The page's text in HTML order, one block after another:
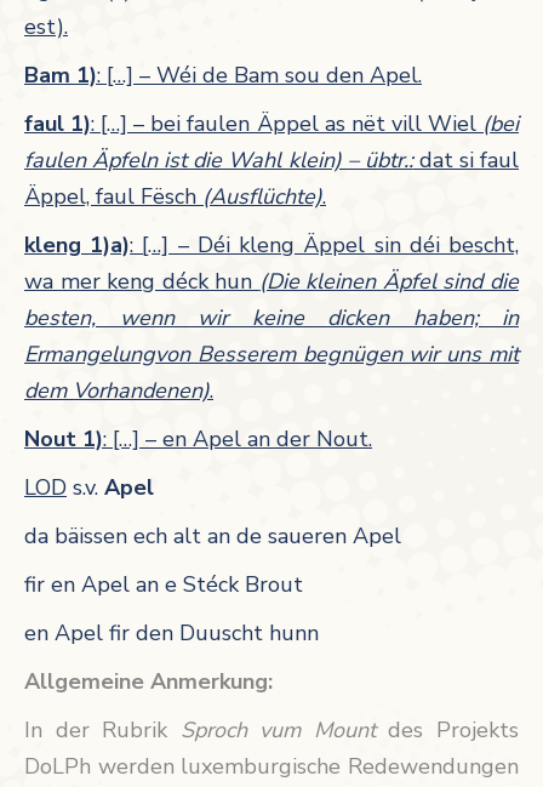
est).
Bam 1): […] – Wéi de Bam sou den Apel.
faul 1): […] – bei faulen Äppel as nët vill Wiel (bei
faulen Äpfeln ist die Wahl klein) – übtr.:dat si faul
Äppel, faul Fësch (Ausflüchte).
kleng 1)a): […] – Déi kleng Äppel sin déi bescht,
wa mer keng déck hun (Die kleinen Äpfel sind die
besten, wenn wir keine dicken haben; in
Ermangelungvon Besserem begnügen wir uns mit
dem Vorhandenen).
Nout 1): […] – en Apel an der Nout.
LOD s.v. Apel
da bäissen ech alt an de saueren Apel
fir en Apel an e Stéck Brout
en Apel fir den Duuscht hunn
Allgemeine Anmerkung:
In der Rubrik Sproch vum Mountdes Projekts
DoLPh werden luxemburgische Redewendungen